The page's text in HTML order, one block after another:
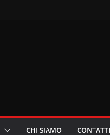
CHI SIAMO CONTATTI